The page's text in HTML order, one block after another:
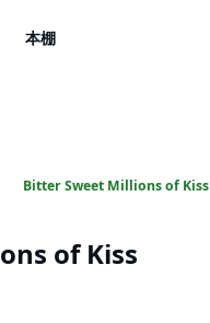
本棚
Bitter Sweet Millions of Kiss
of Kiss